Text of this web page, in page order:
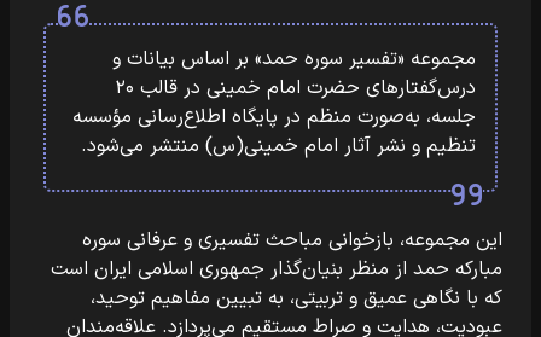
مجموعه «تفسیر سوره حمد» بر اساس بیانات و
درس‌گفتارهای حضرت امام خمینی در قالب ۲۰
جلسه، به‌صورت منظم در پایگاه اطلاع‌رسانی مؤسسه
تنظیم و نشر آثار امام خمینی(س) منتشر می‌شود.
این مجموعه، بازخوانی مباحث تفسیری و عرفانی سوره
مبارکه حمد از منظر بنیان‌گذار جمهوری اسلامی ایران است
که با نگاهی عمیق و تربیتی، به تبیین مفاهیم توحید،
عبودیت، هدایت و صراط مستقیم می‌پردازد. علاقه‌مندان